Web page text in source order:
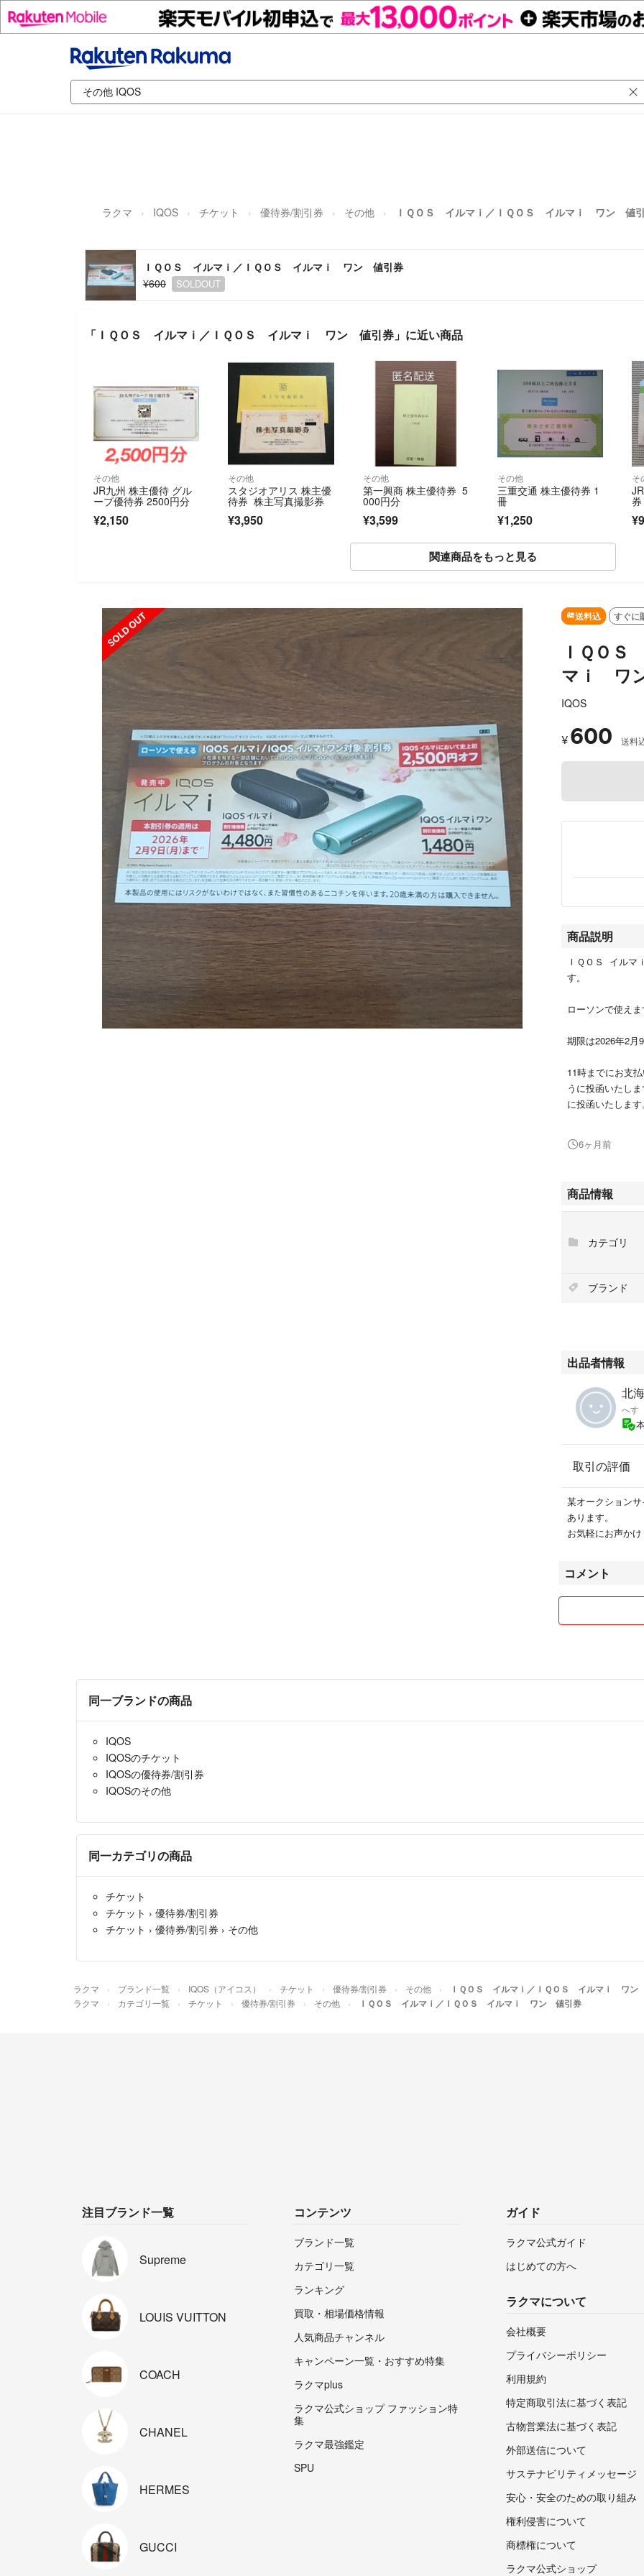
ラクマ IQOS チケット 優待券/割引券 その他 ＩＱＯＳ イルマｉ／ＩＱＯＳ イルマｉ ワン 値
ＩＱＯＳ イルマｉ／ＩＱＯＳ イルマｉ ワン 値引券
¥600
SOLDOUT
「ＩＱＯＳ イルマｉ／ＩＱＯＳ イルマｉ ワン 値引券」に近い商品
その他
JR九州 株主優待 グル
ープ優待券 2500円分
¥2,150
その他
スタジオアリス 株主優
待券 株主写真撮影券
¥3,950
その他
第一興商 株主優待券 5
000円分
¥3,599
その他
三重交通 株主優待券 1
冊
¥1,250
そ
関連商品をもっと見る
SOLD OUT 送料込 すぐに
ＩＱＯ
マｉ ワ
IQOS
¥ 600 送料
商品説明
ＩＱＯＳ イル
す。
ローソンで使えま
期限は2026年2月9
11時までにお支
うに投函いたし
に投函いたします。
#アイコス
#値引券
6ヶ月前
商品情報
カテゴリ
ブランド
出品者情報
北
へす
取引の評価
某オークション
あります。
お気軽にお声かけ
コメント
同一ブランドの商品
IQOS
IQOSのチケット
IQOSの優待券/割引券
IQOSのその他
同一カテゴリの商品
チケット
チケット › 優待券/割引券
チケット › 優待券/割引券 › その他
ラクマ ブランド一覧 IQOS（アイコス） チケット 優待券/割引券 その他 ＩＱＯＳ イルマｉ／ＩＱＯＳ イルマｉ ワ
ラクマ カテゴリ一覧 チケット 優待券/割引券 その他 ＩＱＯＳ イルマｉ／ＩＱＯＳ イルマｉ ワン 値引券
注目ブランド一覧
Supreme
LOUIS VUITTON
COACH
CHANEL
HERMES
GUCCI
コンテンツ
ブランド一覧
カテゴリ一覧
ランキング
買取・相場価格情報
人気商品チャンネル
キャンペーン一覧・おすすめ特集
ラクマplus
ラクマ公式ショップ ファッション特
集
ラクマ最強鑑定
SPU
ガイド
ラクマ公式ガイド
はじめての方へ
ラクマについて
会社概要
プライバシーポリシー
利用規約
特定商取引法に基づく表記
古物営業法に基づく表記
外部送信について
サステナビリティメッセージ
安心・安全のための取り組み
権利侵害について
商標権について
ラクマ公式ショップ